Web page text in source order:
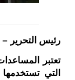
رئيس التحرير
تعتبر
التي